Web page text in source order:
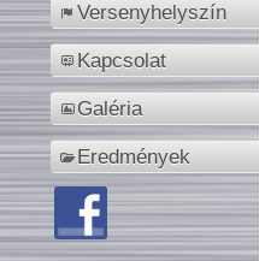
Versenyhelyszín
Kapcsolat
Galéria
Eredmények